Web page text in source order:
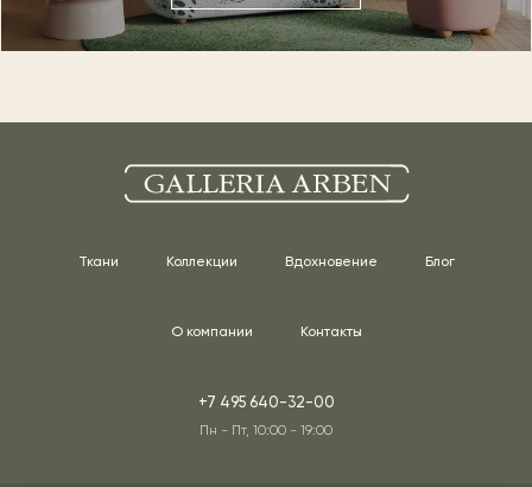
Ткани Коллекции Вдохновение Блог
О компании Контакты
+7 495 640-32-00
Пн - Пт, 10:00 - 19:00